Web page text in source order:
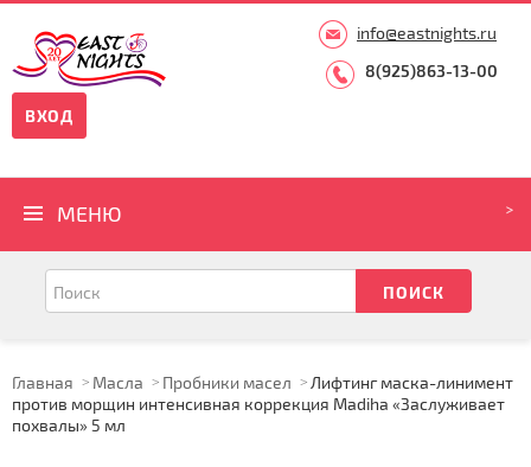
info@eastnights.ru
8(925)863-13-00
ВХОД
МЕНЮ
Главная Масла Пробники масел
Лифтинг маска-линимент
против морщин интенсивная коррекция Madiha «Заслуживает
похвалы» 5 мл